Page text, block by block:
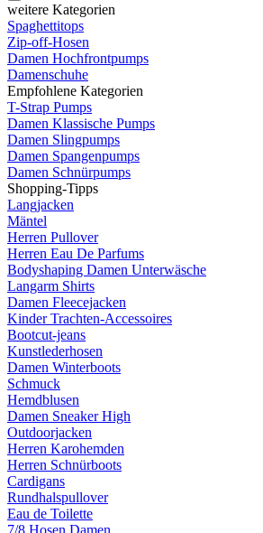
weitere Kategorien
Spaghettitops
Zip-off-Hosen
Damen Hochfrontpumps
Damenschuhe
Empfohlene Kategorien
T-Strap Pumps
Damen Klassische Pumps
Damen Slingpumps
Damen Spangenpumps
Damen Schnürpumps
Shopping-Tipps
Langjacken
Mäntel
Herren Pullover
Herren Eau De Parfums
Bodyshaping Damen Unterwäsche
Langarm Shirts
Damen Fleecejacken
Kinder Trachten-Accessoires
Bootcut-jeans
Kunstlederhosen
Damen Winterboots
Schmuck
Hemdblusen
Damen Sneaker High
Outdoorjacken
Herren Karohemden
Herren Schnürboots
Cardigans
Rundhalspullover
Eau de Toilette
7/8 Hosen Damen